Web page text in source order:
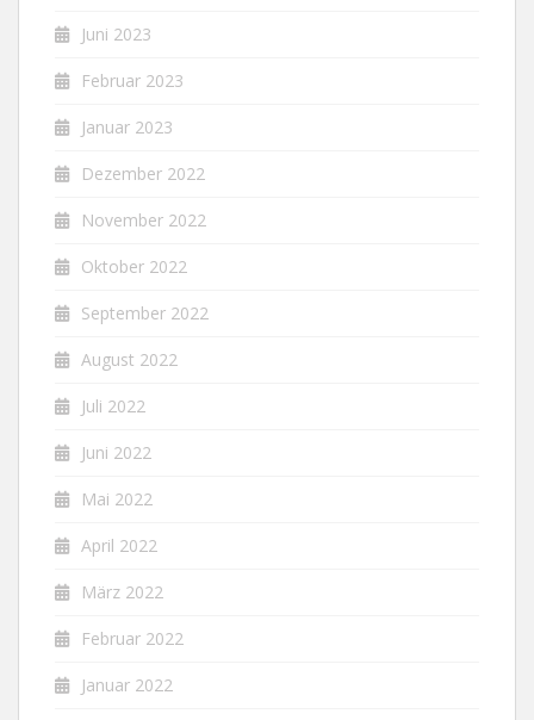
Juni 2023
Februar 2023
Januar 2023
Dezember 2022
November 2022
Oktober 2022
September 2022
August 2022
Juli 2022
Juni 2022
Mai 2022
April 2022
März 2022
Februar 2022
Januar 2022